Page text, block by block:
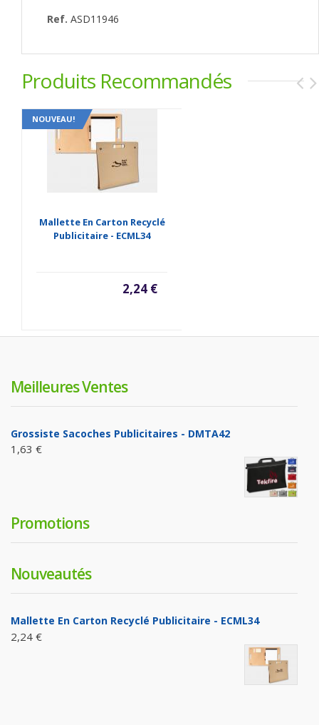
Ref. ASD11946
Produits Recommandés
NOUVEAU!
Mallette En Carton Recyclé
Publicitaire - ECML34
2,24 €
Meilleures Ventes
Grossiste Sacoches Publicitaires - DMTA42
1,63 €
Promotions
Nouveautés
Mallette En Carton Recyclé Publicitaire - ECML34
2,24 €